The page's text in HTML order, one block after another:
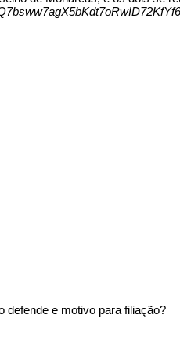
defende e motivo para filiação?